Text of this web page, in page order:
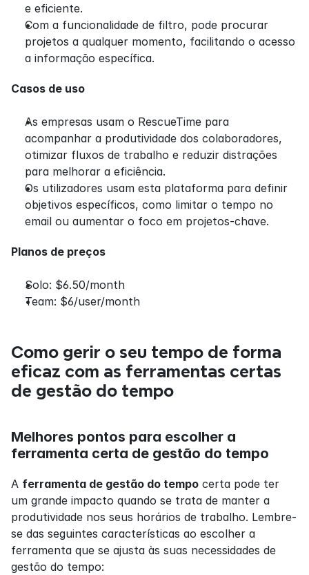
e eficiente.
Com a funcionalidade de filtro, pode procurar
projetos a qualquer momento, facilitando o acesso
a informação específica.
Casos de uso
As empresas usam o RescueTime para
acompanhar a produtividade dos colaboradores,
otimizar fluxos de trabalho e reduzir distrações
para melhorar a eficiência.
Os utilizadores usam esta plataforma para definir
objetivos específicos, como limitar o tempo no
email ou aumentar o foco em projetos-chave.
Planos de preços
Solo: $6.50/month
Team: $6/user/month
Como gerir o seu tempo de forma
eficaz com as ferramentas certas
de gestão do tempo
Melhores pontos para escolher a
ferramenta certa de gestão do tempo
A ferramenta de gestão do tempo certa pode ter
um grande impacto quando se trata de manter a
produtividade nos seus horários de trabalho. Lembre-
se das seguintes características ao escolher a
ferramenta que se ajusta às suas necessidades de
gestão do tempo: